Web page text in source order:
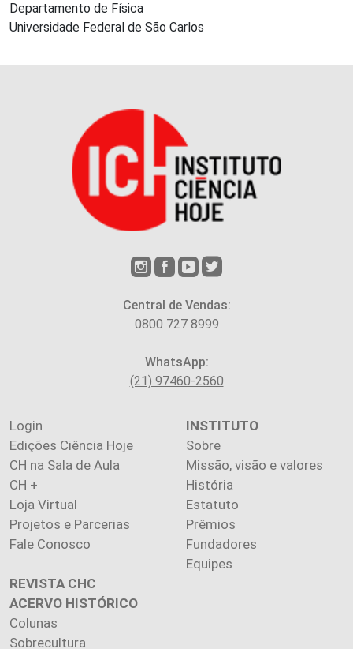
Departamento de Física
Universidade Federal de São Carlos
Central de Vendas:
0800 727 8999
WhatsApp:
(21) 97460-2560
Login
Edições Ciência Hoje
CH na Sala de Aula
CH +
Loja Virtual
Projetos e Parcerias
Fale Conosco
INSTITUTO
Sobre
Missão, visão e valores
História
Estatuto
Prêmios
Fundadores
Equipes
REVISTA CHC
ACERVO HISTÓRICO
Colunas
Sobrecultura